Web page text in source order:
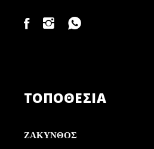
ΤΟΠΟΘΕΣΙΑ
ΖΑΚΥΝΘΟΣ